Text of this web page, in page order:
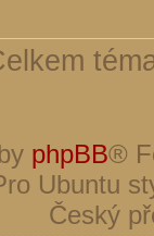
phpBB®
Ubuntu
Český